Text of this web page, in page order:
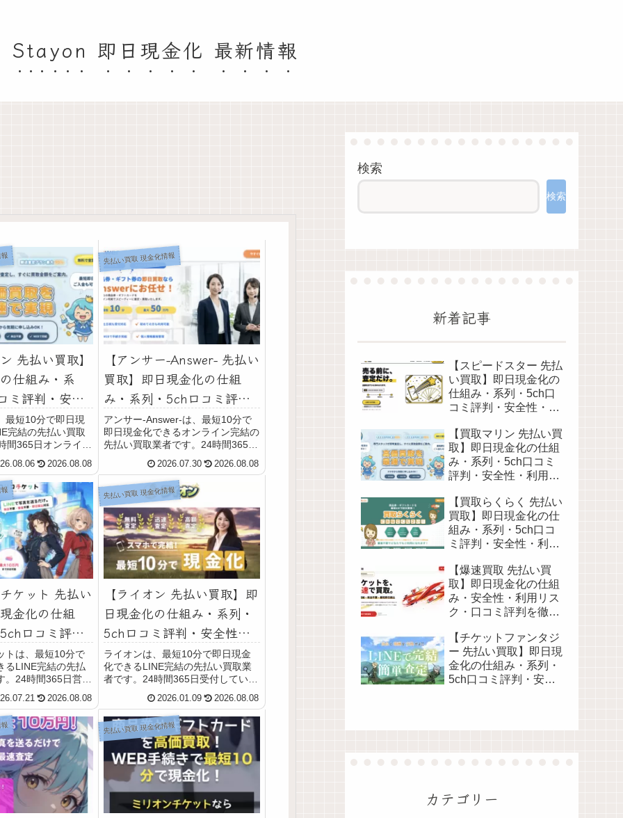
Stayon 即日現金化 最新情報
先払い買取】
仕組み・系
ミ評判・安全
クなど最新情
最短10分で即日現
完結の先払い買取
間365日オンライン
。買取商品は、不要
通商品券や金券、ク
社が発行するギフ
2026.08.08
先払い買取 現金化情報
【アンサー-Answer- 先払い
買取】即日現金化の仕組
み・系列・5ch口コミ評
判・安全性・利用リスクな
ど最新情報で徹底解説
アンサー-Answer-は、最短10分で
即日現金化できるオンライン完結の
先払い買取業者です。24時間365日
も利用可能です。また、スマホで簡
単に手続きができて、来店不要・面
倒な審査やヒアリングが一切不要で
す...
2026.07.30 2026.08.08
ケット 先払い
金化の仕組
口コミ評
利用リスクな
徹底解説
トは、最短10分で
るLINE完結の先払
。24時間365日営業
・祝日（年中無休）
可能です。買取商品
百貨店共通商品券・
・ギフトカード・収
2026.08.08
先払い買取 現金化情報
【ライオン 先払い買取】即
日現金化の仕組み・系列・
5ch口コミ評判・安全性・
利用リスクなど最新情報で
徹底解説
ライオンは、最短10分で即日現金
化できるLINE完結の先払い買取業
者です。24時間365日受付してい
て、土日・祝日(年中無休)も対応可
能です。買取商品は、不要になった
全国百貨店共通商品券や金券、クレ
ジットカード系ギフト券やギフトカ
ード、収入...
2026.01.09 2026.08.08
先払い買取 現金化情報
検索
検索
新着記事
【スピードスター 先払
い買取】即日現金化の
仕組み・系列・5ch口
コミ評判・安全性・利
で徹底解説
【買取マリン 先払い買
取】即日現金化の仕組
み・系列・5ch口コミ
評判・安全性・利用リ
底解説
【買取らくらく 先払い
買取】即日現金化の仕
組み・系列・5ch口コ
ミ評判・安全性・利用
徹底解説
【爆速買取 先払い買
取】即日現金化の仕組
み・安全性・利用リス
ク・口コミ評判を徹底
【チケットファンタジ
ー 先払い買取】即日現
金化の仕組み・系列・
5ch口コミ評判・安全
カテゴリー